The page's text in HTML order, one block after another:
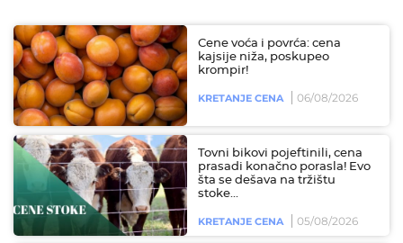
Cene voća i povrća: cena
kajsije niža, poskupeo
krompir!
KRETANJE CENA 06/08/2026
Tovni bikovi pojeftinili, cena
prasadi konačno porasla! Evo
šta se dešava na tržištu
stoke...
KRETANJE CENA 05/08/2026